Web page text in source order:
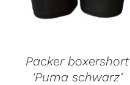
Packer boxershort
‘Puma schwarz’